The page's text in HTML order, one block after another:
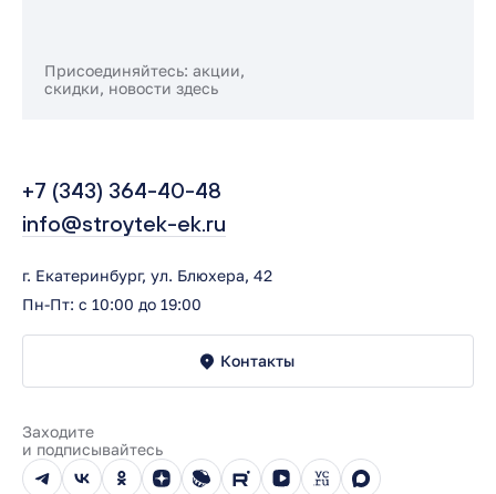
Присоединяйтесь: акции,
скидки, новости здесь
+7 (343) 364-40-48
info@stroytek-ek.ru
г. Екатеринбург, ул. Блюхера, 42
Пн-Пт: с 10:00 до 19:00
Контакты
Заходите
и подписывайтесь